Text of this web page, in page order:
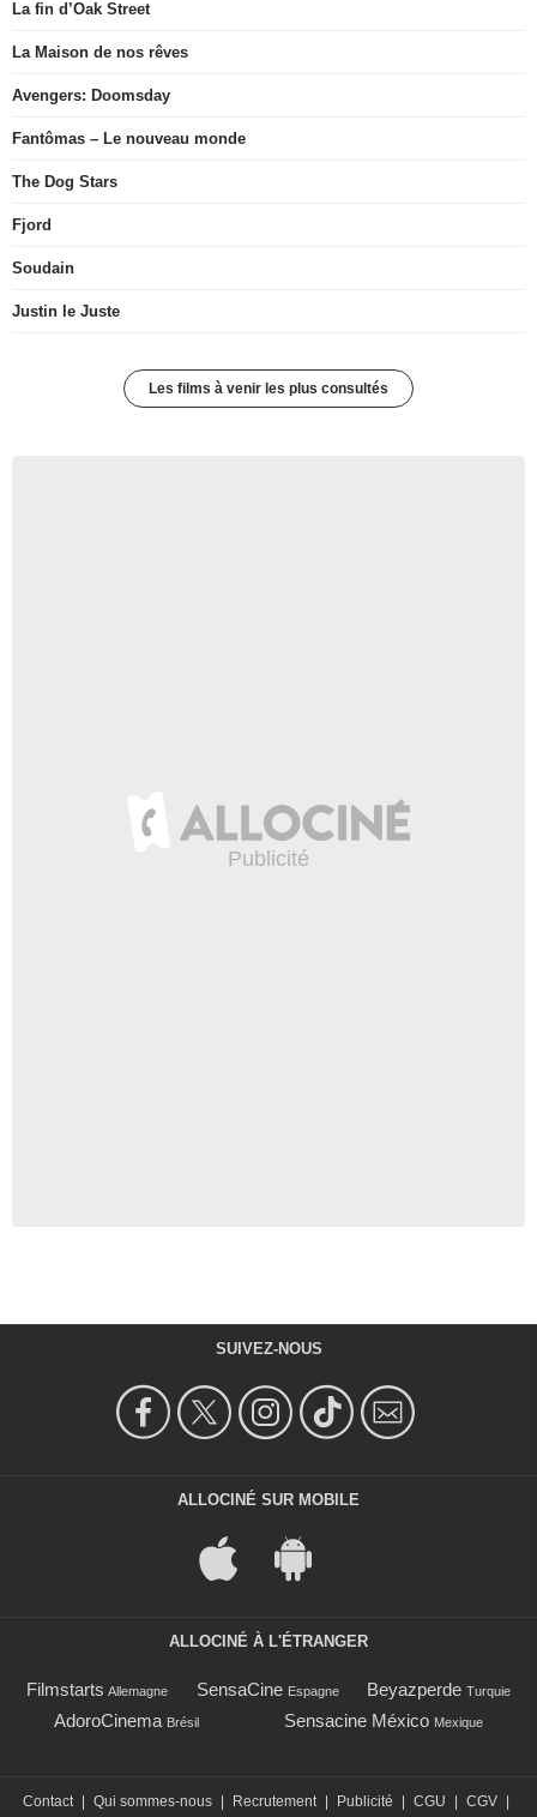
La fin d’Oak Street
La Maison de nos rêves
Avengers: Doomsday
Fantômas – Le nouveau monde
The Dog Stars
Fjord
Soudain
Justin le Juste
Les films à venir les plus consultés
SUIVEZ-NOUS
ALLOCINÉ SUR MOBILE
ALLOCINÉ À L'ÉTRANGER
Filmstarts Allemagne SensaCine Espagne Beyazperde Turquie
AdoroCinema Brésil Sensacine México Mexique
Contact | Qui sommes-nous | Recrutement | Publicité | CGU | CGV |